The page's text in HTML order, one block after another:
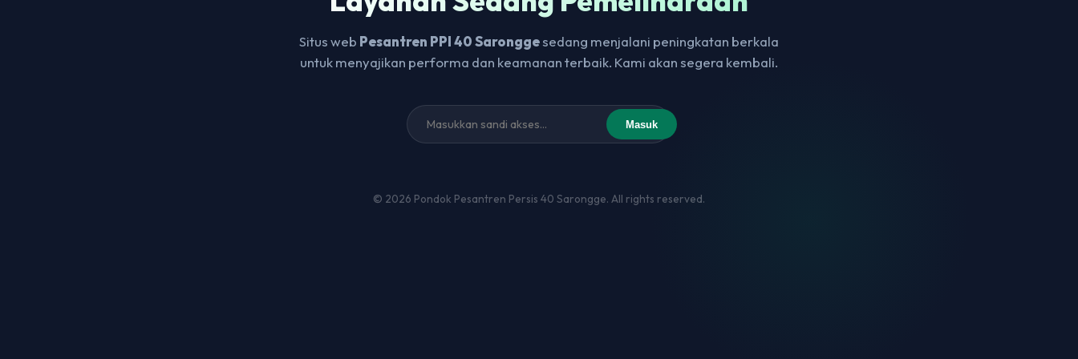
Situs web Pesantren PPI 40 Saronggesedang menjalani peningkatan berkala
untuk menyajikan performa dan keamanan terbaik. Kami akan segera kembali.
Masuk
© 2026 Pondok Pesantren Persis 40 Sarongge. All rights reserved.